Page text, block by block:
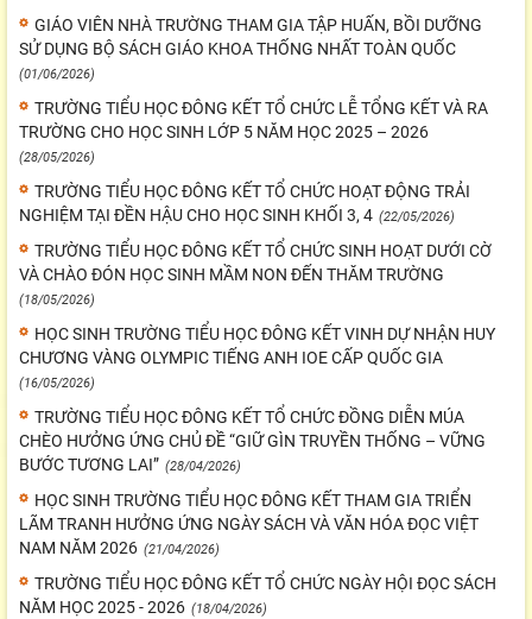
GIÁO VIÊN NHÀ TRƯỜNG THAM GIA TẬP HUẤN, BỒI DƯỠNG
SỬ DỤNG BỘ SÁCH GIÁO KHOA THỐNG NHẤT TOÀN QUỐC
(01/06/2026)
TRƯỜNG TIỂU HỌC ĐÔNG KẾT TỔ CHỨC LỄ TỔNG KẾT VÀ RA
TRƯỜNG CHO HỌC SINH LỚP 5 NĂM HỌC 2025 – 2026
(28/05/2026)
TRƯỜNG TIỂU HỌC ĐÔNG KẾT TỔ CHỨC HOẠT ĐỘNG TRẢI
NGHIỆM TẠI ĐỀN HẬU CHO HỌC SINH KHỐI 3, 4 (22/05/2026)
TRƯỜNG TIỂU HỌC ĐÔNG KẾT TỔ CHỨC SINH HOẠT DƯỚI CỜ
VÀ CHÀO ĐÓN HỌC SINH MẦM NON ĐẾN THĂM TRƯỜNG
(18/05/2026)
HỌC SINH TRƯỜNG TIỂU HỌC ĐÔNG KẾT VINH DỰ NHẬN HUY
CHƯƠNG VÀNG OLYMPIC TIẾNG ANH IOE CẤP QUỐC GIA
(16/05/2026)
TRƯỜNG TIỂU HỌC ĐÔNG KẾT TỔ CHỨC ĐỒNG DIỄN MÚA
CHÈO HƯỞNG ỨNG CHỦ ĐỀ “GIỮ GÌN TRUYỀN THỐNG – VỮNG
BƯỚC TƯƠNG LAI” (28/04/2026)
HỌC SINH TRƯỜNG TIỂU HỌC ĐÔNG KẾT THAM GIA TRIỂN
LÃM TRANH HƯỞNG ỨNG NGÀY SÁCH VÀ VĂN HÓA ĐỌC VIỆT
NAM NĂM 2026 (21/04/2026)
TRƯỜNG TIỂU HỌC ĐÔNG KẾT TỔ CHỨC NGÀY HỘI ĐỌC SÁCH
NĂM HỌC 2025 - 2026 (18/04/2026)